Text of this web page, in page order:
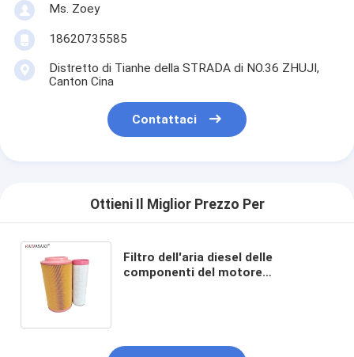
Ms. Zoey
18620735585
Distretto di Tianhe della STRADA di NO.36 ZHUJI,
Canton Cina
Contattaci
Ottieni Il Miglior Prezzo Per
Filtro dell'aria diesel delle
componenti del motore